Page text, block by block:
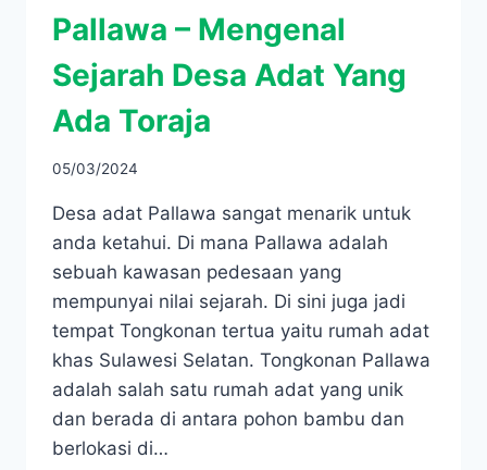
Pallawa – Mengenal
Sejarah Desa Adat Yang
Ada Toraja
05/03/2024
Desa adat Pallawa sangat menarik untuk
anda ketahui. Di mana Pallawa adalah
sebuah kawasan pedesaan yang
mempunyai nilai sejarah. Di sini juga jadi
tempat Tongkonan tertua yaitu rumah adat
khas Sulawesi Selatan. Tongkonan Pallawa
adalah salah satu rumah adat yang unik
dan berada di antara pohon bambu dan
berlokasi di…